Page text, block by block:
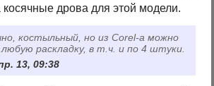
косячные дрова для этой модели.
костыльный, но из Corel-а можно
раскладку, в т.ч. и по 4 штуки.
13, 09:38